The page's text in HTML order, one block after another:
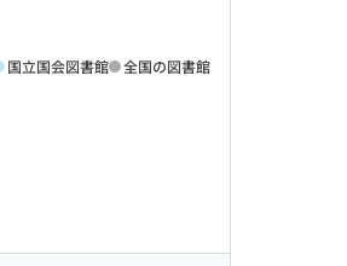
国立国会図書館 全国の図書館